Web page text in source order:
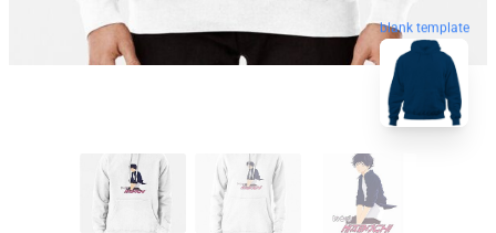
blank template